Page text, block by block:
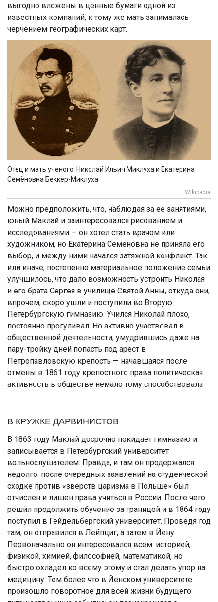
выгодно вложены в ценные бумаги одной из
известных компаний, к тому же мать занималась
черчением географических карт.
Отец и мать ученого. Николай Ильич Миклуха и Екатерина
Семёновна Беккер-Миклуха
Wikipedia
Можно предположить, что, наблюдая за ее занятиями,
юный Маклай и заинтересовался рисованием и
исследованиями — он хотел стать врачом или
художником, но Екатерина Семеновна не приняла его
выбор, и между ними начался затяжной конфликт. Так
или иначе, постепенно материальное положение семьи
улучшилось, что дало возможность устроить Николая
и его брата Сергея в училище Святой Анны, откуда они,
впрочем, скоро ушли и поступили во Вторую
Петербургскую гимназию. Учился Николай плохо,
постоянно прогуливал. Но активно участвовал в
общественной деятельности, умудрившись даже на
пару-тройку дней попасть под арест в
Петропавловскую крепость — начавшаяся после
отмены в 1861 году крепостного права политическая
активность в обществе немало тому способствовала
В КРУЖКЕ ДАРВИНИСТОВ
В 1863 году Маклай досрочно покидает гимназию и
записывается в Петербургский университет
вольнослушателем. Правда, и там он продержался
недолго: после очередных заявлений на студенческой
сходке против «зверств царизма в Польше» был
отчислен и лишен права учиться в России. После чего
решил продолжить обучение за границей и в 1864 году
поступил в Гейдельбергский университет. Проведя год
там, он отправился в Лейпциг, а затем в Йену.
Первоначально он интересовался всем: историей,
физикой, химией, философией, математикой, но
быстро охладел ко всему этому и стал делать упор на
медицину. Тем более что в Йенском университете
произошло поворотное для всей жизни будущего